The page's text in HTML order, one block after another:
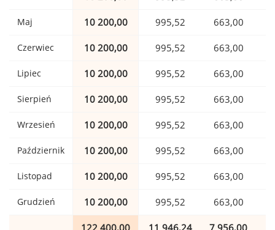
Maj 10 200,00 995,52 663,00
Czerwiec 10 200,00 995,52 663,00
Lipiec 10 200,00 995,52 663,00
Sierpień 10 200,00 995,52 663,00
Wrzesień 10 200,00 995,52 663,00
Październik 10 200,00 995,52 663,00
Listopad 10 200,00 995,52 663,00
Grudzień 10 200,00 995,52 663,00
122 400,00 11 946,24 7 956,00